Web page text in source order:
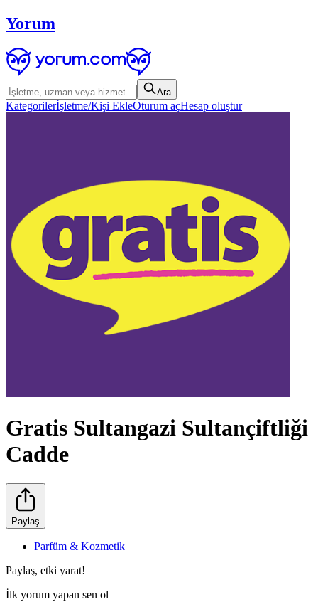
Yorum
Ara
Kategorilerİşletme/Kişi EkleOturum açHesap oluştur
Gratis Sultangazi Sultançiftliği
Cadde
Paylaş
Parfüm & Kozmetik
Paylaş, etki yarat!
İlk yorum yapan sen ol